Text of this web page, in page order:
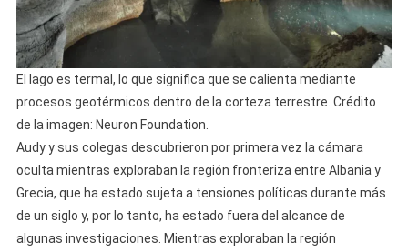
El lago es termal, lo que significa que se calienta mediante
procesos geotérmicos dentro de la corteza terrestre. Crédito
de la imagen: Neuron Foundation.
Audy y sus colegas descubrieron por primera vez la cámara
oculta mientras exploraban la región fronteriza entre Albania y
Grecia, que ha estado sujeta a tensiones políticas durante más
de un siglo y, por lo tanto, ha estado fuera del alcance de
algunas investigaciones. Mientras exploraban la región